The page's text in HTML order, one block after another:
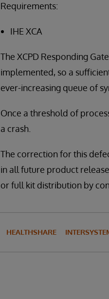
Requirements:
IHE XCA
The XCPD Responding
implemented, so a
ever-increasing queue of
Once a threshold of
a crash.
The correction for this
in all future product
or full kit distribution by
HEALTHSHARE